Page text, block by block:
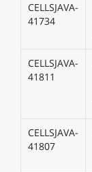
CELLSJAVA-
41734
CELLSJAVA-
41811
CELLSJAVA-
41807